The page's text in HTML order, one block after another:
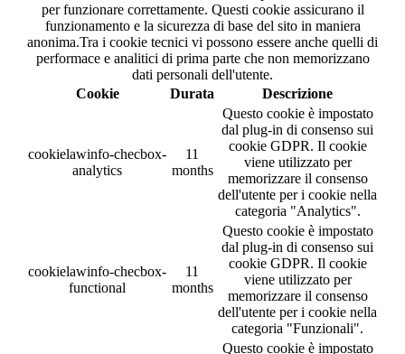
per funzionare correttamente. Questi cookie assicurano il
funzionamento e la sicurezza di base del sito in maniera
anonima.Tra i cookie tecnici vi possono essere anche quelli di
performace e analitici di prima parte che non memorizzano
dati personali dell'utente.
Cookie
Durata Descrizione
cookielawinfo-checbox-
analytics
11
months
Questo cookie è impostato
dal plug-in di consenso sui
cookie GDPR. Il cookie
viene utilizzato per
memorizzare il consenso
dell'utente per i cookie nella
categoria "Analytics".
cookielawinfo-checbox-
functional
11
months
Questo cookie è impostato
dal plug-in di consenso sui
cookie GDPR. Il cookie
viene utilizzato per
memorizzare il consenso
dell'utente per i cookie nella
categoria "Funzionali".
Questo cookie è impostato